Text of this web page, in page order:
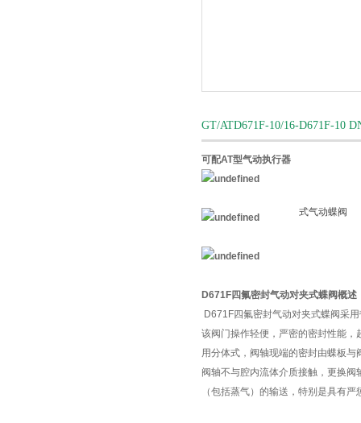
GT/ATD671F-10/16-D671F-10
可配AT型气动执行器
D671F四氟密封气动对夹式蝶阀概述
D671F四氟密封气动对夹式蝶阀采
该阀门操作轻便，严密的密封性能
用分体式，阀轴现端的密封由蝶板
阀轴不与腔内流体介质接触，更换
（包括蒸气）的输送，特别是具有